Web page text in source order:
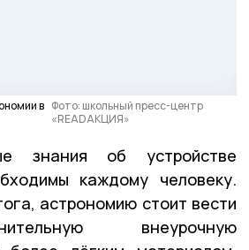
в Фото: школьный пресс-центр
«READАКЦИЯ»
знания об устройстве
каждому человеку.
астрономию стоит вести
внеурочную